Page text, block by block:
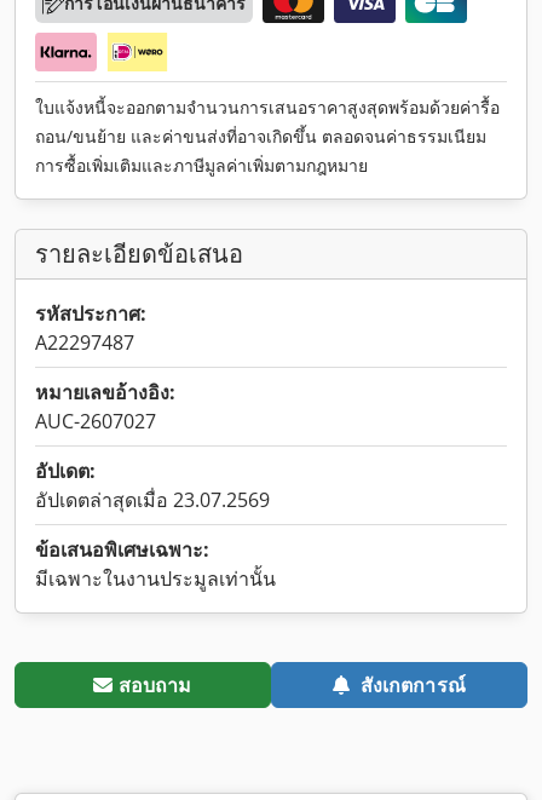
ใบแจ้งหนี้จะออกตามจำนวนการเสนอราคาสูงสุดพร้อมด้วยค่ารื้อ
ถอน/ขนย้าย และค่าขนส่งที่อาจเกิดขึ้น ตลอดจนค่าธรรมเนียม
การซื้อเพิ่มเติมและภาษีมูลค่าเพิ่มตามกฎหมาย
รายละเอียดข้อเสนอ
รหัสประกาศ:
A22297487
หมายเลขอ้างอิง:
AUC-2607027
อัปเดต:
อัปเดตล่าสุดเมื่อ 23.07.2569
ข้อเสนอพิเศษเฉพาะ:
มีเฉพาะในงานประมูลเท่านั้น
สอบถาม สังเกตการณ์